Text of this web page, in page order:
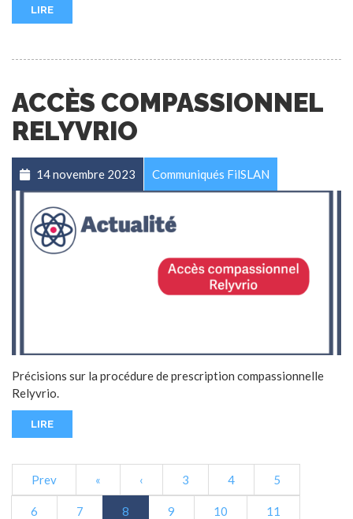
LIRE
ACCÈS COMPASSIONNEL
RELYVRIO
14 novembre 2023 Communiqués FilSLAN
Précisions sur la procédure de prescription compassionnelle
Relyvrio.
LIRE
Prev « ‹ 3 4 5
6 7 8 9 10 11